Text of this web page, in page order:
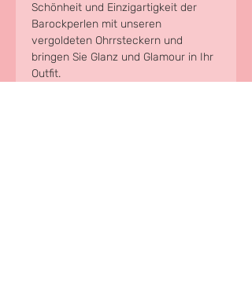
Schönheit und Einzigartigkeit der
Barockperlen mit unseren
vergoldeten Ohrrsteckern und
bringen Sie Glanz und Glamour in Ihr
Outfit.